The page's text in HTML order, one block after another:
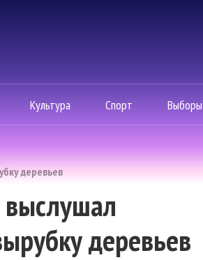
Культура Спорт Выборы
деревьев
деревьев